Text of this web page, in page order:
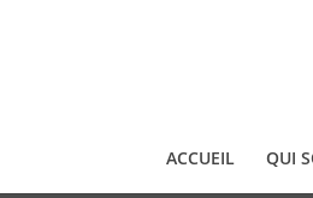
ACCUEIL QUI